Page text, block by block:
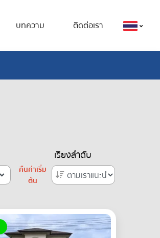
บทความ ติดต่อเรา
คืนค่าเริ่ม
ต้น
เรียงลำดับ